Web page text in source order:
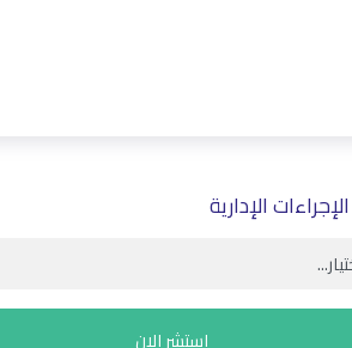
الإجراءات الإدارية
استشر الان